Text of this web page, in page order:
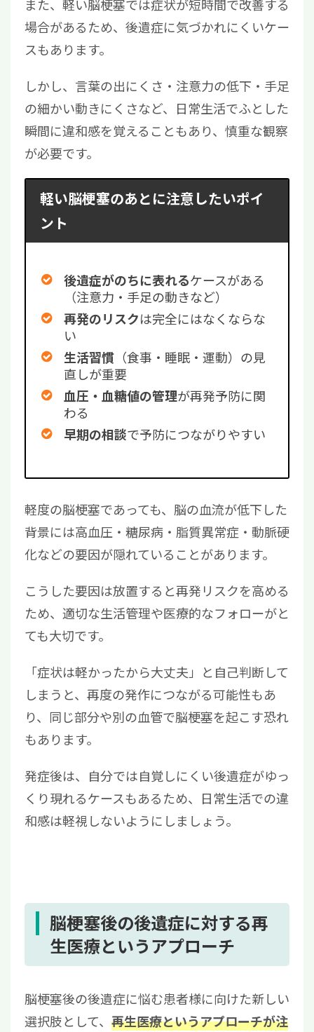
また、軽い脳梗塞では症状が短時間で改善する
場合があるため、後遺症に気づかれにくいケー
スもあります。
しかし、言葉の出にくさ・注意力の低下・手足
の細かい動きにくさなど、日常生活でふとした
瞬間に違和感を覚えることもあり、慎重な観察
が必要です。
軽い脳梗塞のあとに注意したいポイ
ント
後遺症がのちに表れるケースがある
（注意力・手足の動きなど）
再発のリスクは完全にはなくならな
い
生活習慣 （食事・睡眠・運動）の見
直しが重要
血圧・血糖値の管理が再発予防に関
わる
早期の相談で予防につながりやすい
軽度の脳梗塞であっても、脳の血流が低下した
背景には高血圧・糖尿病・脂質異常症・動脈硬
化などの要因が隠れていることがあります。
こうした要因は放置すると再発リスクを高める
ため、適切な生活管理や医療的なフォローがと
ても大切です。
「症状は軽かったから大丈夫」と自己判断して
しまうと、再度の発作につながる可能性もあ
り、同じ部分や別の血管で脳梗塞を起こす恐れ
もあります。
発症後は、自分では自覚しにくい後遺症がゆっ
くり現れるケースもあるため、日常生活での違
和感は軽視しないようにしましょう。
脳梗塞後の後遺症に対する再
生医療というアプローチ
脳梗塞後の後遺症に悩む患者様に向けた新しい
選択肢として、 再生医療というアプローチが注